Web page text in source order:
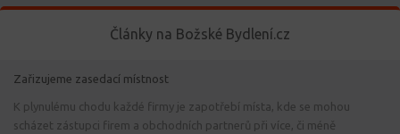
Články na Božské Bydlení.cz
Zařizujeme zasedací místnost
K plynulému chodu každé firmy je zapotřebí místa, kde se mohou
scházet zástupci firem a obchodních partnerů při více, či méně